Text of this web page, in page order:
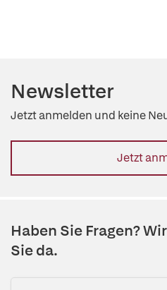
Newsletter
Jetzt anmelden und keine
Jetzt
Haben Sie Fragen?
Sie da.